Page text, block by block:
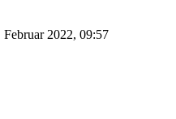
Februar 2022, 09:57